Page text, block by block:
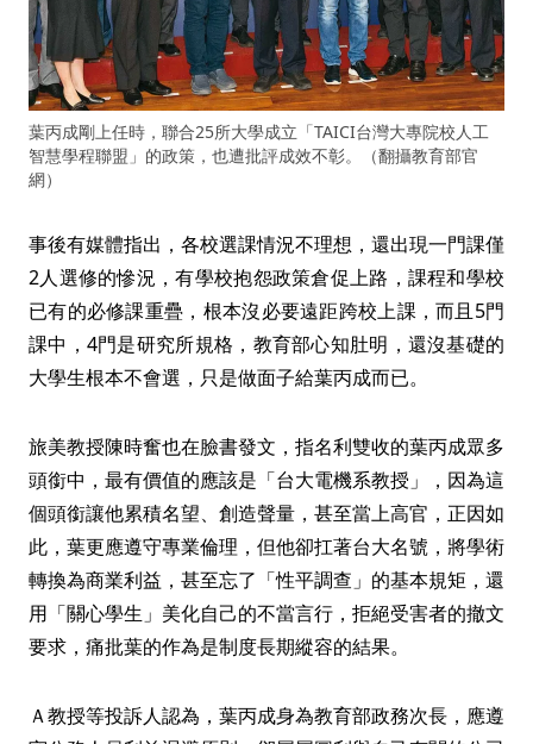
葉丙成剛上任時，聯合25所大學成立「TAICI台灣大專院校人工
智慧學程聯盟」的政策，也遭批評成效不彰。（翻攝教育部官
網）
事後有媒體指出，各校選課情況不理想，還出現一門課僅
2人選修的慘況，有學校抱怨政策倉促上路，課程和學校
已有的必修課重疊，根本沒必要遠距跨校上課，而且5門
課中，4門是研究所規格，教育部心知肚明，還沒基礎的
大學生根本不會選，只是做面子給葉丙成而已。
旅美教授陳時奮也在臉書發文，指名利雙收的葉丙成眾多
頭銜中，最有價值的應該是「台大電機系教授」，因為這
個頭銜讓他累積名望、創造聲量，甚至當上高官，正因如
此，葉更應遵守專業倫理，但他卻扛著台大名號，將學術
轉換為商業利益，甚至忘了「性平調查」的基本規矩，還
用「關心學生」美化自己的不當言行，拒絕受害者的撤文
要求，痛批葉的作為是制度長期縱容的結果。
Ａ教授等投訴人認為，葉丙成身為教育部政務次長，應遵